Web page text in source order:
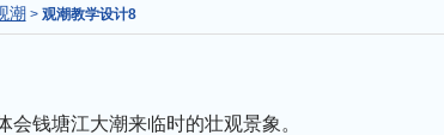
潮 > 观潮教学设计8
钱塘江大潮来临时的壮观景象。